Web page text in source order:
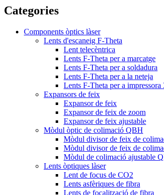
Categories
Components òptics làser
Lents d'escaneig F-Theta
Lent telecèntrica
Lents F-Theta per a marcatge
Lents F-Theta per a soldadura
Lents F-Theta per a la neteja
Lents F-Theta per a impressora
Expansors de feix
Expansor de feix
Expansor de feix de zoom
Expansor de feix ajustable
Mòdul òptic de colimació QBH
Mòdul divisor de feix de
Mòdul divisor de feix de
Mòdul de colimació ajustable
Lents òptiques làser
Lent de focus de CO2
Lents asfèriques de fibra
Lents de focalització de fibra